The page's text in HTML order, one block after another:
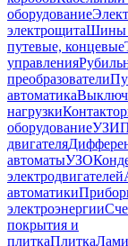
оборудование
электрощитаШины
путевые, концевые
управления
преобразователи
автоматика
нагрузки
оборудование
двигателя
автоматыУЗО
электродвигателей
автоматики
электроэнергии
покрытия и
плиткаПлитка